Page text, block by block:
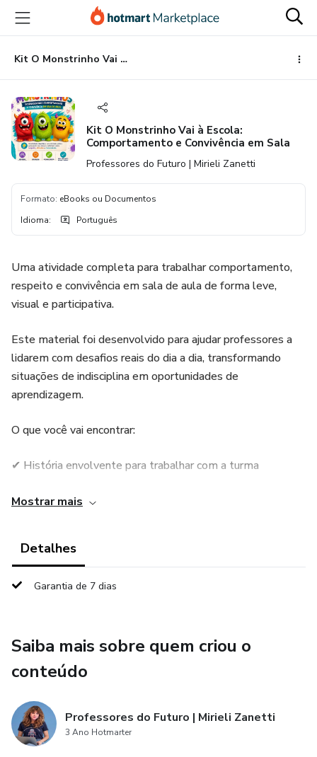
para
conteúdo
principal
para
pagamento
para
rodapé
Kit O Monstrinho Vai à Escola: Comportamento e Convivência em Sala
Kit O Monstrinho Vai à Escola:
Comportamento e Convivência em Sala
Professores do Futuro | Mirieli Zanetti
Formato: eBooks ou Documentos
Idioma: Português
Uma atividade completa para trabalhar comportamento,
respeito e convivência em sala de aula de forma leve,
visual e participativa.
Este material foi desenvolvido para ajudar professores a
lidarem com desafios reais do dia a dia, transformando
situações de indisciplina em oportunidades de
aprendizagem.
O que você vai encontrar:
✔ História envolvente para trabalhar com a turma
✔ Perguntas de reflexão
✔ Dinâmica com classificação de comportamentos
✔ Monstrinhos para uso em sala
Ideal para:
📌 Educação Infantil
📌 Ensino Fundamental I
Mostrar mais
Detalhes
Garantia de 7 dias
Saiba mais sobre quem criou o
conteúdo
Professores do Futuro | Mirieli Zanetti
3 Ano Hotmarter